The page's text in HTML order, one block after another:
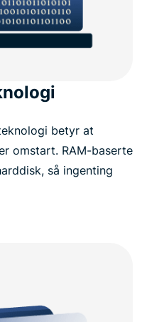
betyr at
omstart. RAM-baserte
så ingenting